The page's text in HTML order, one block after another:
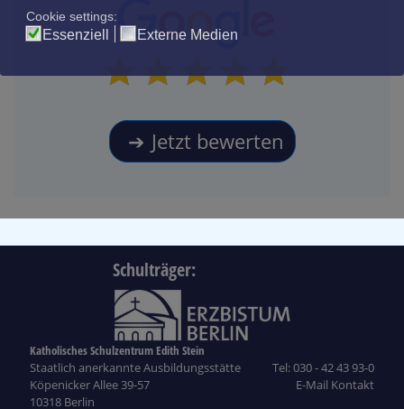
Jetzt bewerten
Schulträger:
Katholisches Schulzentrum Edith Stein
Staatlich anerkannte Ausbildungsstätte
Köpenicker Allee 39-57
10318 Berlin
Tel: 030 - 42 43 93-0
E-Mail Kontakt